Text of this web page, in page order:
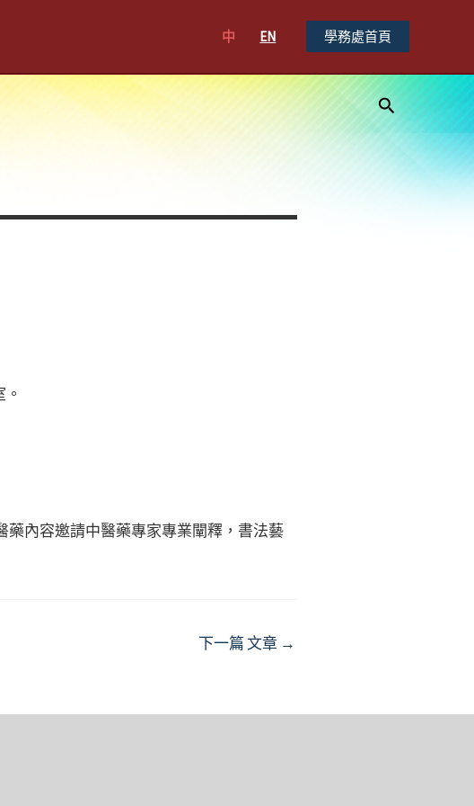
中 EN 學務處首頁
搜
尋
內容邀請中醫藥專家專業闡釋，書法藝
下一篇 文章 →